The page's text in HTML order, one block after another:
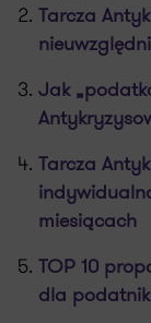
Tarcza
Jak
Tarcza
miesiącach
TOP 10
dla